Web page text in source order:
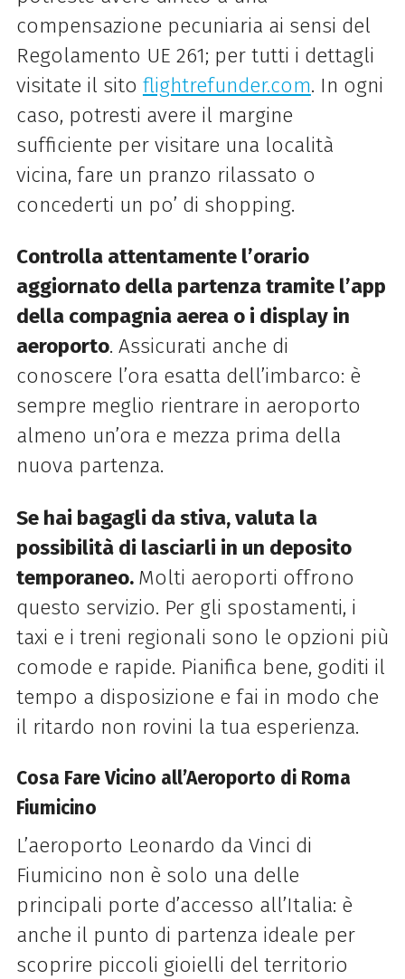
compensazione pecuniaria ai sensi del
Regolamento UE 261; per tutti i dettagli
visitate il sito flightrefunder.com. In ogni
caso, potresti avere il margine
sufficiente per visitare una località
vicina, fare un pranzo rilassato o
concederti un po’ di shopping.
Controlla attentamente l’orario
aggiornato della partenza tramite l’app
della compagnia aerea o i display in
aeroporto. Assicurati anche di
conoscere l’ora esatta dell’imbarco: è
sempre meglio rientrare in aeroporto
almeno un’ora e mezza prima della
nuova partenza.
Se hai bagagli da stiva, valuta la
possibilità di lasciarli in un deposito
temporaneo. Molti aeroporti offrono
questo servizio. Per gli spostamenti, i
taxi e i treni regionali sono le opzioni più
comode e rapide. Pianifica bene, goditi il
tempo a disposizione e fai in modo che
il ritardo non rovini la tua esperienza.
Cosa Fare Vicino all’Aeroporto di Roma
Fiumicino
L’aeroporto Leonardo da Vinci di
Fiumicino non è solo una delle
principali porte d’accesso all’Italia: è
anche il punto di partenza ideale per
scoprire piccoli gioielli del territorio